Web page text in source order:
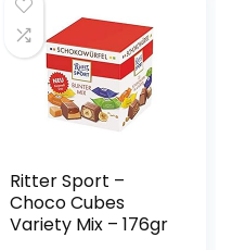
Ritter Sport –
Choco Cubes
Variety Mix – 176gr